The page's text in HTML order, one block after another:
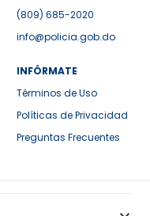
(809) 685-2020
info@policia.gob.do
INFÓRMATE
Términos de Uso
Políticas de Privacidad
Preguntas Frecuentes